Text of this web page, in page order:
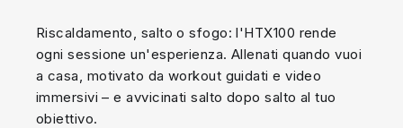
Riscaldamento, salto o sfogo: l'HTX100 rende
ogni sessione un'esperienza. Allenati quando vuoi
a casa, motivato da workout guidati e video
immersivi – e avvicinati salto dopo salto al tuo
obiettivo.